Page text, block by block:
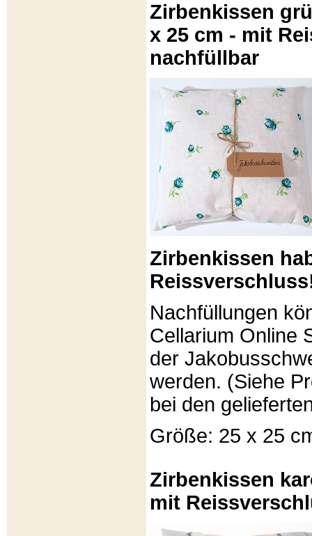
Zirbenkissen
x 25 cm - mit
nachfüllbar
Zirbenkissen
Nachfüllungen
Cellarium Online
der
werden. (Siehe
bei den
Größe: 25 x 25
Zirbenkissen
mit